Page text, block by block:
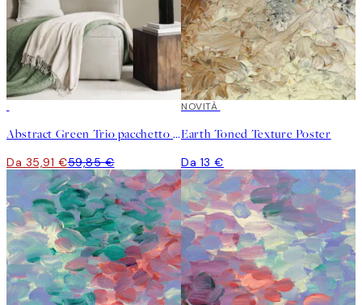
Abstract Green Trio pacchetto di poster
Da 35,91 €59,85 €
NOVITÀ
Earth Toned Texture Poster
Da 13 €